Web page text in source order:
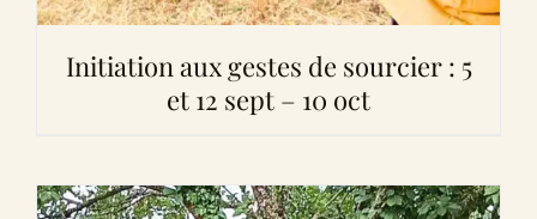
Initiation aux gestes de sourcier : 5
et 12 sept – 10 oct